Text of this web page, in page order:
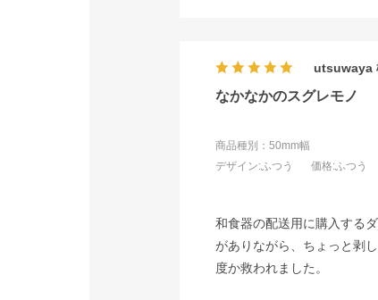
なかなかのスグレモノ
商品種別：50mm幅
デザイン:ふつう 価格:ふつう
utsuwaya
和食器の配送用に購入する
がありながら、ちょっと剥
度か救われました。